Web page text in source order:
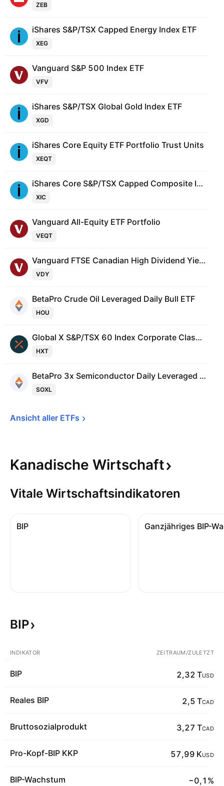
ZEB
iShares S&P/TSX Capped Energy Index ETF
XEG
Vanguard S&P 500 Index ETF
VFV
iShares S&P/TSX Global Gold Index ETF
XGD
iShares Core Equity ETF Portfolio Trust Units
XEQT
iShares Core S&P/TSX Capped Composite Index ETF
XIC
Vanguard All-Equity ETF Portfolio
VEQT
Vanguard FTSE Canadian High Dividend Yield Index ETF
VDY
BetaPro Crude Oil Leveraged Daily Bull ETF
HOU
Global X S&P/TSX 60 Index Corporate Class ETF
HXT
BetaPro 3x Semiconductor Daily Leveraged Bull Alternative ETF Trust Units
SOXL
Ansicht aller ETFs
Kanadische Wirtschaft
Vitale Wirtschaftsindikatoren
BIP
BIP
INDIKATOR ZEITRAUM/ZULETZT
BIP 2,32 TUSD
Reales BIP 2,5 TCAD
Bruttosozialprodukt 3,27 TCAD
Pro-Kopf-BIP KKP 57,99 KUSD
BIP-Wachstum −0,1%